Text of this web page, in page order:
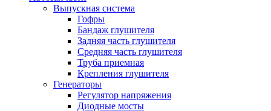
Выпускная система
Гофры
Бандаж глушителя
Задняя часть глушителя
Средняя часть глушителя
Труба приемная
Крепления глушителя
Генераторы
Регулятор напряжения
Диодные мосты